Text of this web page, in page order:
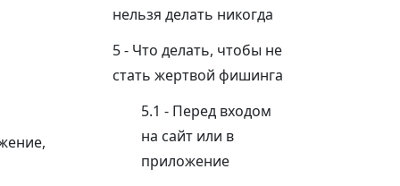
нельзя делать никогда
Что делать, чтобы не
стать жертвой фишинга
Перед входом
на сайт или в
приложение